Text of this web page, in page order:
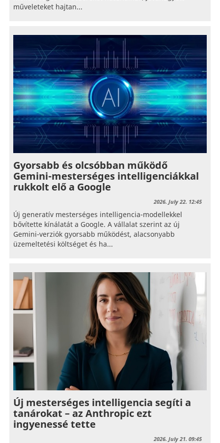
műveleteket hajtan...
Gyorsabb és olcsóbban működő
Gemini-mesterséges intelligenciákkal
rukkolt elő a Google
2026. July 22. 12:45
Új generatív mesterséges intelligencia-modellekkel
bővítette kínálatát a Google. A vállalat szerint az új
Gemini-verziók gyorsabb működést, alacsonyabb
üzemeltetési költséget és ha...
Új mesterséges intelligencia segíti a
tanárokat – az Anthropic ezt
ingyenessé tette
2026. July 21. 09:45